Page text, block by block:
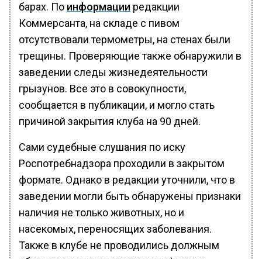
барах. По информации редакции
Коммерсанта, на складе с пивом
отсутствовали термометры, на стенах были
трещины. Проверяющие также обнаружили в
заведении следы жизнедеятельности
грызунов. Все это в совокупности,
сообщается в публикации, и могло стать
причиной закрытия клуба на 90 дней.
Сами судебные слушания по иску
Роспотребнадзора проходили в закрытом
формате. Однако в редакции уточнили, что в
заведении могли быть обнаружены признаки
наличия не только животных, но и
насекомых, переносящих заболевания.
Также в клубе не проводились должным